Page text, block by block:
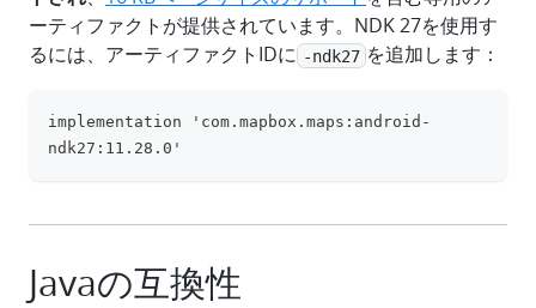
ーティファクトが提供されています。NDK 27を使用す
るには、アーティファクトIDに -ndk27 を追加します：
implementation 'com.mapbox.maps:android-
ndk27:11.28.0'
Javaの互換性